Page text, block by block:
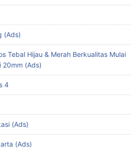
(Ads)
Tebal Hijau & Merah Berkualitas Mulai
20mm (Ads)
4
(Ads)
(Ads)